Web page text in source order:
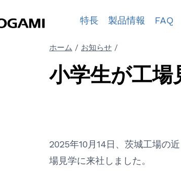
特長 製品情報 FAQ
ホーム / お知らせ /
小学生が工
2025年10月14日、茨城工場の
場見学に来社しました。